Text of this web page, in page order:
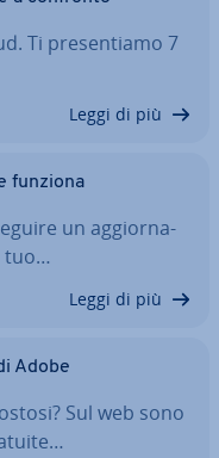
Ti pre­sen­tia­mo 7
Leggi di più
funziona
un ag­gior­na­
tuo…
Leggi di più
Adobe
Sul web sono